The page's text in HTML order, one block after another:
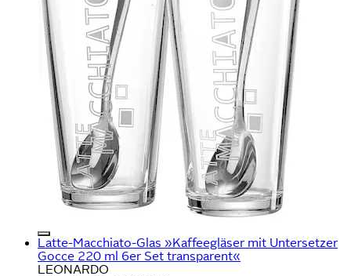
Latte-Macchiato-Glas »Kaffeegläser mit Untersetzer
Gocce 220 ml 6er Set transparent«
LEONARDO